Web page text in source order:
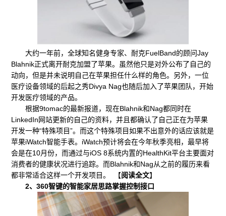
大约一年前，全球知名健身专家、耐克FuelBand的顾问Jay
Blahnik正式离开耐克加盟了苹果。虽然他只是对外公布了自己的
动向，但是并未说明自己在苹果担任什么样的角色。另外，一位
医疗设备领域的后起之秀Divya Nag也随后加入了苹果团队，开始
开发医疗领域的产品。
根据9tomac的最新报道，现在Blahnik和Nag都同时在
LinkedIn网站更新的自己的资料，并且都确认了自己正在为苹果
开发一种“特殊项目”。而这个特殊项目如果不出意外的话应该就是
苹果iWatch智能手表。iWatch预计将会在今年秋季亮相，最早将
会是在10月份，而通过与iOS 8系统内置的HealthKit平台主要面对
消费者的健康状况进行追踪。而Blahnik和Nag从之前的履历来看
都非常适合这样一个开发项目。 【阅读全文】
2、360智键的智能家居思路掌握控制接口